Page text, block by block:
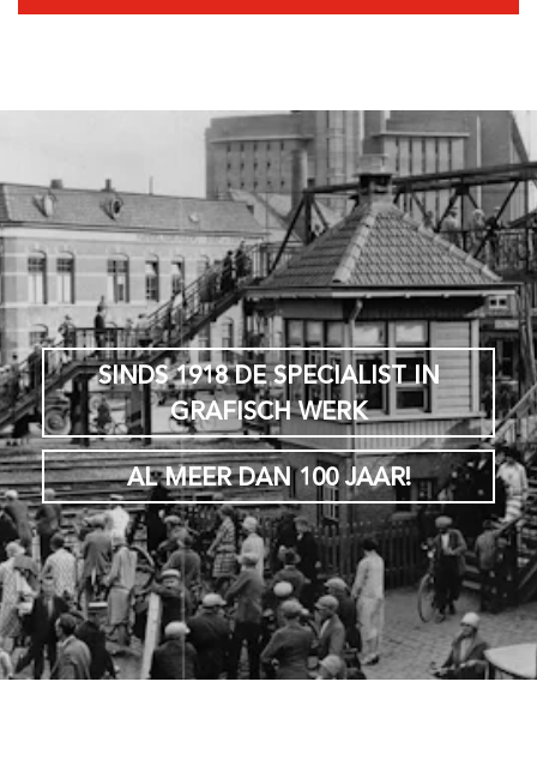
SINDS 1918 DE SPECIALIST IN
GRAFISCH WERK
AL MEER DAN 100 JAAR!